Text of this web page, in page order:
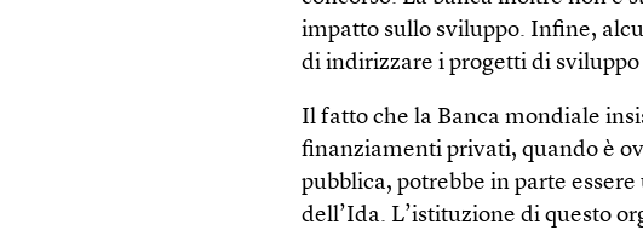
impatto sullo sviluppo. Infine,
di indirizzare i progetti di
Il fatto che la Banca mondiale
finanziamenti privati, quando è
pubblica, potrebbe in parte
dell’Ida. L’istituzione di questo